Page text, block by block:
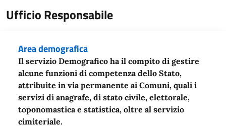
Ufficio Responsabile
Area demografica
Il servizio Demografico ha il compito di gestire
alcune funzioni di competenza dello Stato,
attribuite in via permanente ai Comuni, quali i
servizi di anagrafe, di stato civile, elettorale,
toponomastica e statistica, oltre al servizio
cimiteriale.